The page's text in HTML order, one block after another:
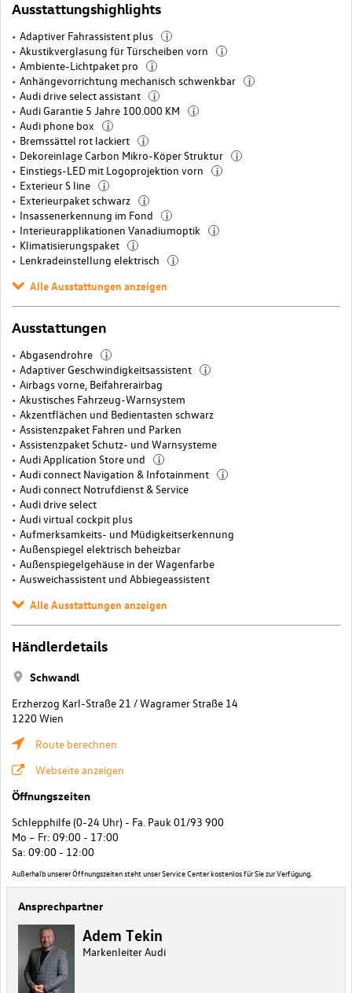
Ausstattungshighlights
Adaptiver Fahrassistent plus i
Akustikverglasung für Türscheiben vorn i
Ambiente-Lichtpaket pro i
Anhängevorrichtung mechanisch schwenkbar i
Audi drive select assistant i
Audi Garantie 5 Jahre 100.000 KM i
Audi phone box i
Bremssättel rot lackiert i
Dekoreinlage Carbon Mikro-Köper Struktur i
Einstiegs-LED mit Logoprojektion vorn i
Exterieur S line i
Exterieurpaket schwarz i
Insassenerkennung im Fond i
Interieurapplikationen Vanadiumoptik i
Klimatisierungspaket i
Lenkradeinstellung elektrisch i
Alle Ausstattungen anzeigen
Ausstattungen
Abgasendrohre i
Adaptiver Geschwindigkeitsassistent i
Airbags vorne, Beifahrerairbag
Akustisches Fahrzeug-Warnsystem
Akzentflächen und Bedientasten schwarz
Assistenzpaket Fahren und Parken
Assistenzpaket Schutz- und Warnsysteme
Audi Application Store und
i
Audi connect Navigation & Infotainment i
Audi connect Notrufdienst & Service
Audi drive select
Audi virtual cockpit plus
Aufmerksamkeits- und Müdigkeitserkennung
Außenspiegel elektrisch beheizbar
Außenspiegelgehäuse in der Wagenfarbe
Ausweichassistent und Abbiegeassistent
Alle Ausstattungen anzeigen
Händlerdetails
Schwandl
Erzherzog Karl-Straße 21 / Wagramer Straße 14
1220 Wien
Route berechnen
Webseite anzeigen
Öffnungszeiten
Schlepphilfe (0-24 Uhr) - Fa. Pauk 01/93 900
Mo – Fr: 09:00 - 17:00
Sa: 09:00 - 12:00
Außerhalb unserer Öffnungszeiten steht unser Service Center kostenlos für Sie zur Verfügung.
Ansprechpartner
Adem Tekin
Markenleiter Audi